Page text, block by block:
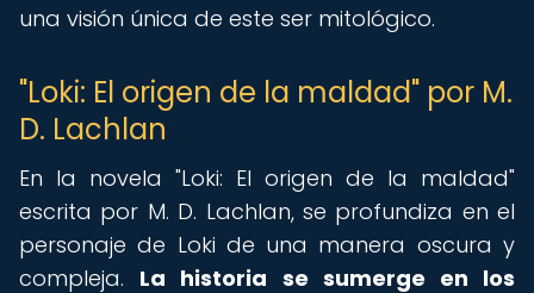
una visión única de este ser mitológico.
"Loki: El origen de la maldad" por M.
D. Lachlan
En la novela "Loki: El origen de la maldad"
escrita por M. D. Lachlan, se profundiza en el
personaje de Loki de una manera oscura y
compleja. La historia se sumerge en los